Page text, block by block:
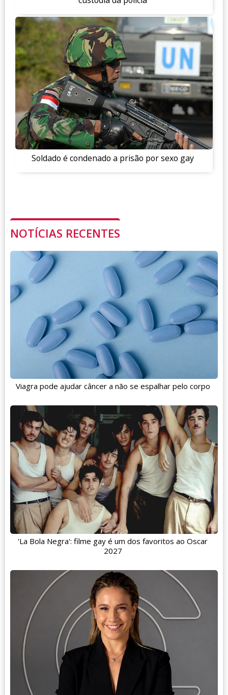
Soldado é condenado a prisão por sexo gay
NOTÍCIAS RECENTES
Viagra pode ajudar câncer a não se espalhar pelo corpo
'La Bola Negra': filme gay é um dos favoritos ao Oscar
2027